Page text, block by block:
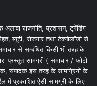
राजनीति, प्रशासन, ट्रेंडिंग
ब्यूटी, रोजगार तथा टेक्नोलॉजी से
से सम्बंधित किसी भी तरह के
प्रस्तुत सामग्री ( समाचार / फोटो
संपादक इस तरह के सामग्रियों के
में प्रकाशित ऐसी सामग्री के लिए